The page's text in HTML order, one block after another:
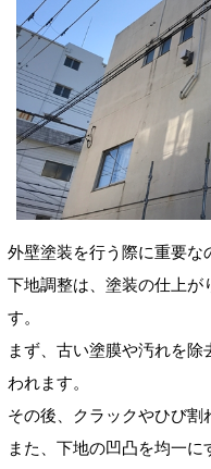
外壁塗装を行う際に重要な
下地調整は、塗装の仕上が
す。
まず、古い塗膜や汚れを
われます。
その後、クラックやひび割
また、下地の凹凸を均一